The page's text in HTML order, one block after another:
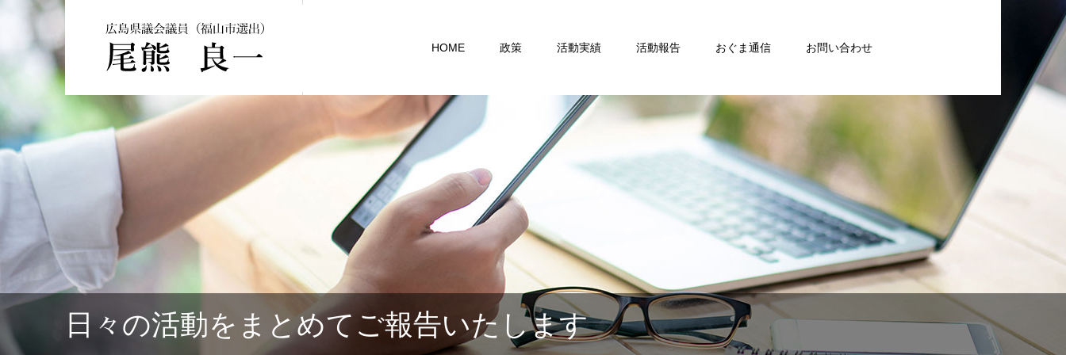
HOME 政策 活動実績 活動報告 おぐま通信 お問い合わせ
日々の活動をまとめてご報告いたします